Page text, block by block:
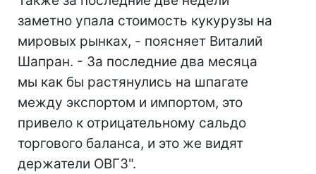
заметно упала стоимость кукурузы на
мировых рынках, - поясняет Виталий
Шапран. - За последние два месяца
мы как бы растянулись на шпагате
между экспортом и импортом, это
привело к отрицательному сальдо
торгового баланса, и это же видят
держатели ОВГЗ".